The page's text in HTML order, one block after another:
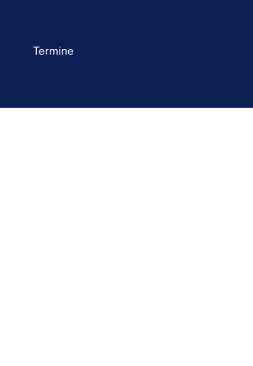
Termine